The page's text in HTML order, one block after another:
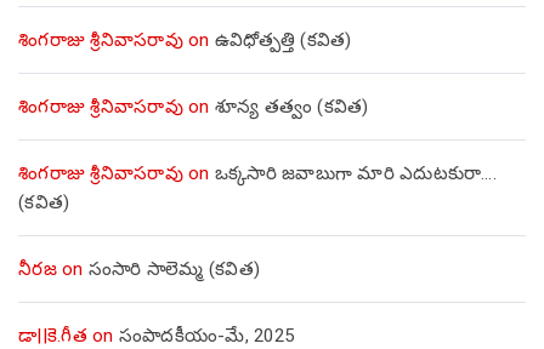
శింగరాజు శ్రీనివాసరావుon ఉవిధోత్పత్తి (కవిత)
శింగరాజు శ్రీనివాసరావుon శూన్య తత్వం (కవిత)
శింగరాజు శ్రీనివాసరావుon ఒక్కసారి జవాబుగా మారి ఎదుటకురా….
(కవిత)
నీరజon సంసారి సాలెమ్మ (కవిత)
డా||కె.గీత on సంపాదకీయం-మే, 2025